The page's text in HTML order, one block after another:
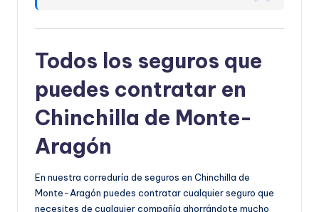
Todos los seguros que
puedes contratar en
Chinchilla de Monte-
Aragón
En nuestra correduría de seguros en Chinchilla de
Monte-Aragón puedes contratar cualquier seguro que
necesites de cualquier compañía ahorrándote mucho